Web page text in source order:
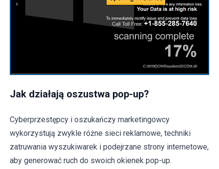
Jak działają oszustwa pop-up?
Cyberprzestępcy i oszukańczy marketingowcy
wykorzystują zwykle różne sieci reklamowe, techniki
zatruwania wyszukiwarek i podejrzane strony internetowe,
aby generować ruch do swoich okienek pop-up.